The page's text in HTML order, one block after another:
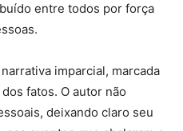
entre todos por força
imparcial, marcada
fatos. O autor não
deixando claro seu